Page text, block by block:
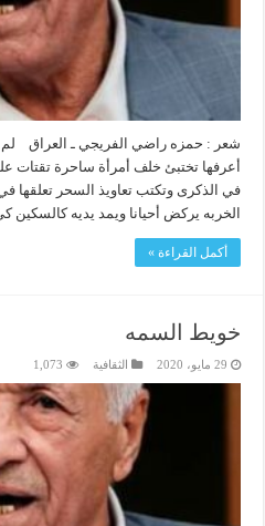
شعر : حمزه راضي الفريجي ـ العراق لم
أعرفها تختبئ خلف أمرأة ساحرة تقتات
في الذكرى وتكتب تعاويذ السحر تعلقها
الخربه يركض أحيانا ويمد يديه
أكمل القراءة »
خويط السمه
29 مايو، 2020 الثقافية 1,073